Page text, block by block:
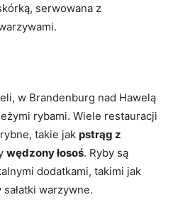
serwowana z
w Brandenburg nad Hawelą
rybami. Wiele restauracji
takie jak pstrąg z
wędzony łosoś. Ryby są
dodatkami, takimi jak
warzywne.